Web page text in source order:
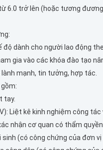
6.0 trở lên (hoặc tương
độ dành cho người lao động
gia vào các khóa đào tạo
mạnh, tin tưởng, hợp tác.
tay.
Liệt kê kinh nghiệm công
nhận cơ quan có thẩm
sinh (có công chứng của đơn